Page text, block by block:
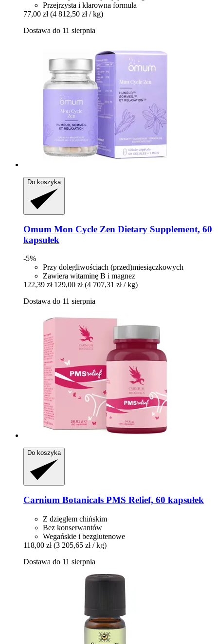
Przejrzysta i klarowna formuła
77,00 zł (4 812,50 zł / kg)
Dostawa do 11 sierpnia
Do koszyka
Omum Mon Cycle Zen Dietary Supplement, 60
kapsułek
-5%
Przy dolegliwościach (przed)miesiączkowych
Zawiera witaminę B i magnez
122,39 zł 129,00 zł (4 707,31 zł / kg)
Dostawa do 11 sierpnia
Do koszyka
Carnium Botanicals PMS Relief, 60 kapsułek
Z dzięglem chińskim
Bez konserwantów
Wegańskie i bezglutenowe
118,00 zł (3 205,65 zł / kg)
Dostawa do 11 sierpnia